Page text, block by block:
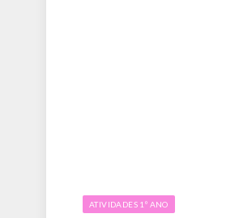
ATIVIDADES 1º ANO